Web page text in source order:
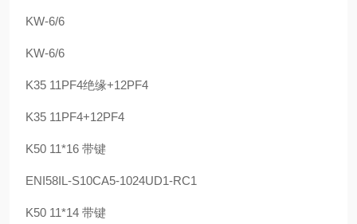
KW-6/6
KW-6/6
K35 11PF4绝缘+12PF4
K35 11PF4+12PF4
K50 11*16 带键
ENI58IL-S10CA5-1024UD1-RC1
K50 11*14 带键